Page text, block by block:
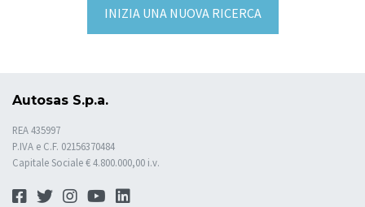
INIZIA UNA NUOVA RICERCA
Autosas S.p.a.
REA 435997
P.IVA e C.F. 02156370484
Capitale Sociale € 4.800.000,00 i.v.